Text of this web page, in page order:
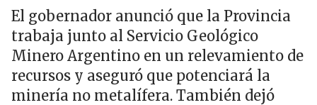
El gobernador anunció que la Provincia
trabaja junto al Servicio Geológico
Minero Argentino en un relevamiento de
recursos y aseguró que potenciará la
minería no metalífera. También dejó